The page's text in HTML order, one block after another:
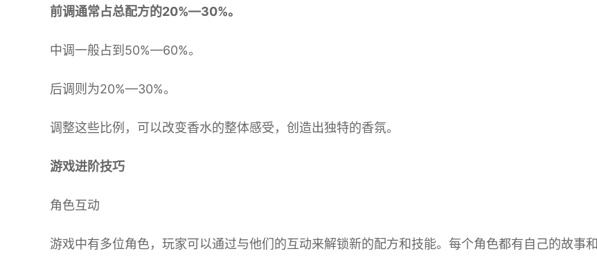
前调通常占总配方的20%—30%。
中调一般占到50%—60%。
后调则为20%—30%。
调整这些比例，可以改变香水的整体感受，创造出独特的香氛。
游戏进阶技巧
角色互动
游戏中有多位角色，玩家可以通过与他们的互动来解锁新的配方和技能。每个角色都有自己的故事和